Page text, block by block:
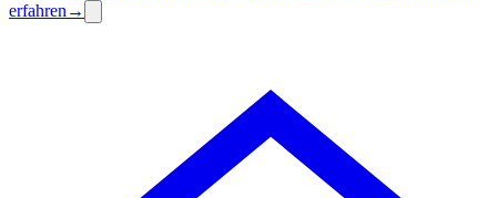
erfahren →